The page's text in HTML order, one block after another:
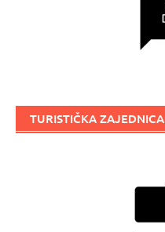
TURISTIČKA ZAJEDNICA